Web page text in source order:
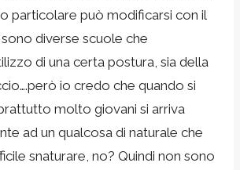
particolare può modificarsi con il
diverse scuole che
di una certa postura, sia della
io credo che quando si
molto giovani si arriva
ad un qualcosa di naturale che
snaturare, no? Quindi non sono